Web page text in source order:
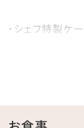
・シェフ特製ケ
食後、レスト
※ご予約時、①、
①ケーキの提供